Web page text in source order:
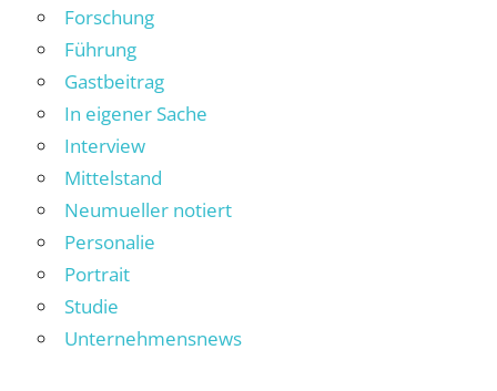
Forschung
Führung
Gastbeitrag
In eigener Sache
Interview
Mittelstand
Neumueller notiert
Personalie
Portrait
Studie
Unternehmensnews